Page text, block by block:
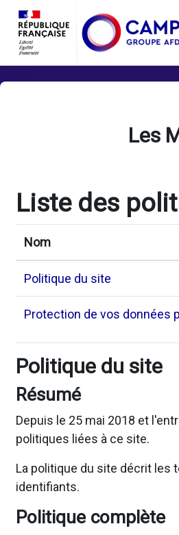
Passer au contenu principal
Les
Liste des
Nom
Politique du site
Protection de vos données
Politique du site
Résumé
Depuis le 25 mai 2018 et
politiques liées à ce site.
La politique du site décrit les
identifiants.
Politique complète